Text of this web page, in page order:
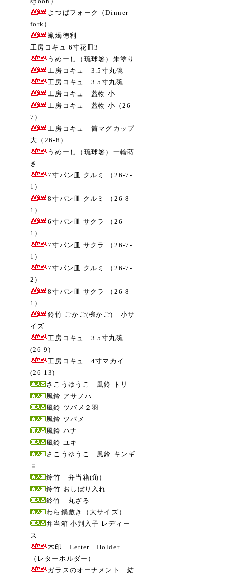
よつばフォーク（Dinner
fork）
蝋燭徳利
工房コキュ 6寸花皿3
うめーし（琉球箸）朱塗り
工房コキュ 3.5寸丸碗
工房コキュ 3.5寸丸碗
工房コキュ 蓋物 小
工房コキュ 蓋物 小（26-
7）
工房コキュ 筒マグカップ
大（26-8）
うめーし（琉球箸）一輪蒔
き
7寸パン皿 クルミ （26-7-
1）
8寸パン皿 クルミ （26-8-
1）
6寸パン皿 サクラ （26-
1）
7寸パン皿 サクラ （26-7-
1）
7寸パン皿 クルミ （26-7-
2）
8寸パン皿 サクラ （26-8-
1）
鈴竹 ごかご(椀かご) 小サ
イズ
工房コキュ 3.5寸丸碗
(26-9)
工房コキュ 4寸マカイ
(26-13)
さこうゆうこ 風鈴 トリ
風鈴 アサノハ
風鈴 ツバメ２羽
風鈴 ツバメ
風鈴 ハナ
風鈴 ユキ
さこうゆうこ 風鈴 キンギ
ョ
鈴竹 弁当箱(角)
鈴竹 おしぼり入れ
鈴竹 丸ざる
わら鍋敷き（大サイズ）
弁当箱 小判入子 レディー
ス
木印 Letter Holder
（レターホルダー）
ガラスのオーナメント 結